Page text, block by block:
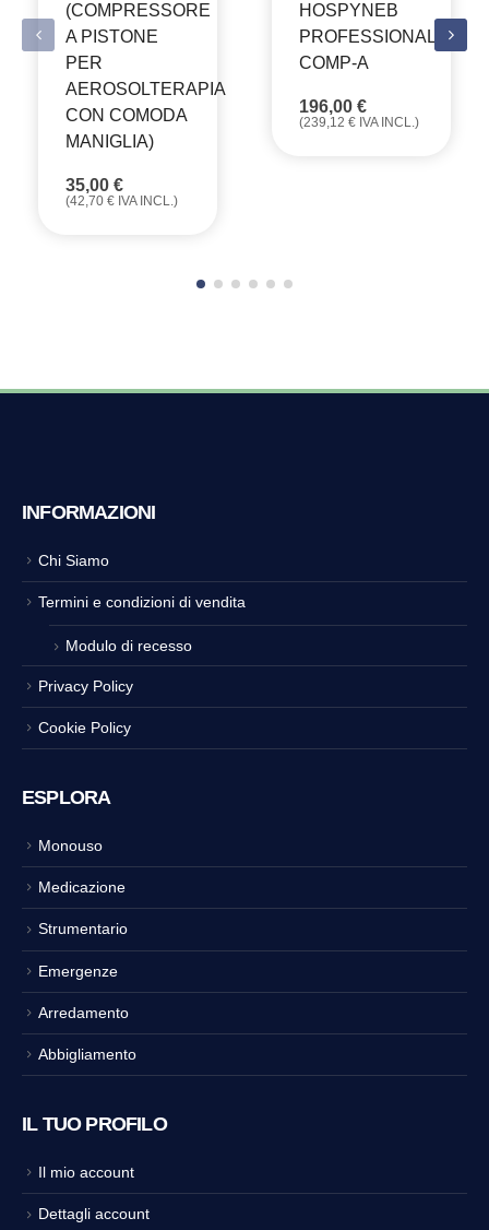
(COMPRESSORE
A PISTONE
PER
AEROSOLTERAPIA
CON COMODA
MANIGLIA)
35,00 €
(42,70 € IVA INCL.)
HOSPYNEB
PROFESSIONAL
COMP-A
196,00 €
(239,12 € IVA INCL.)
INFORMAZIONI
Chi Siamo
Termini e condizioni di vendita
Modulo di recesso
Privacy Policy
Cookie Policy
ESPLORA
Monouso
Medicazione
Strumentario
Emergenze
Arredamento
Abbigliamento
IL TUO PROFILO
Il mio account
Dettagli account